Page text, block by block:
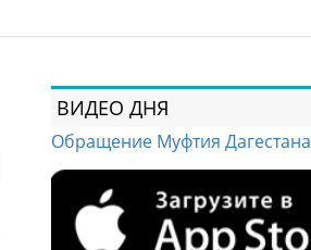
ВИДЕО ДНЯ
Обращение Муфтия Дагестана